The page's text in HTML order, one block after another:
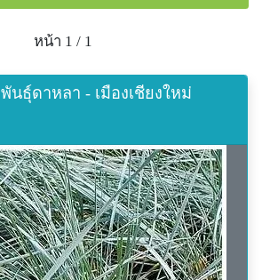
หน้า 1 / 1
นธุ์ดาหลา - เมืองเชียงใหม่